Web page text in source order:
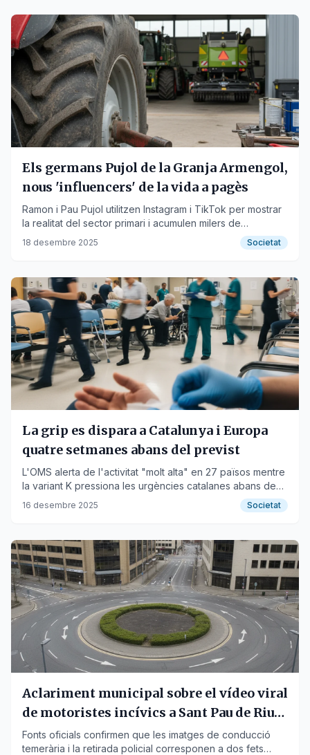
Els germans Pujol de la Granja Armengol,
nous 'influencers' de la vida a pagès
Ramon i Pau Pujol utilitzen Instagram i TikTok per mostrar
la realitat del sector primari i acumulen milers de
seguidors.
18 desembre 2025 Societat
La grip es dispara a Catalunya i Europa
quatre setmanes abans del previst
L'OMS alerta de l'activitat "molt alta" en 27 països mentre
la variant K pressiona les urgències catalanes abans de
Nadal.
16 desembre 2025 Societat
Aclariment municipal sobre el vídeo viral
de motoristes incívics a Sant Pau de Riu-
sec
Fonts oficials confirmen que les imatges de conducció
temerària i la retirada policial corresponen a dos fets